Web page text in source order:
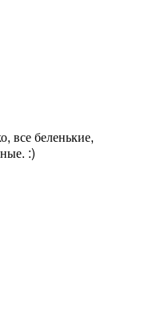
все беленькие,
:)